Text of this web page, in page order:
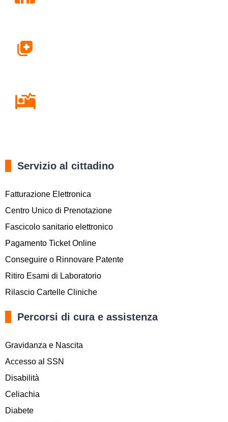
Servizio al cittadino
Fatturazione Elettronica
Centro Unico di Prenotazione
Fascicolo sanitario elettronico
Pagamento Ticket Online
Conseguire o Rinnovare Patente
Ritiro Esami di Laboratorio
Rilascio Cartelle Cliniche
Percorsi di cura e assistenza
Gravidanza e Nascita
Accesso al SSN
Disabilità
Celiachia
Diabete